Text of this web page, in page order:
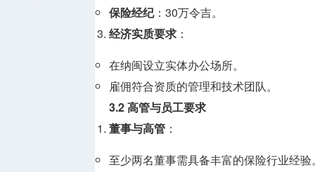
保险经纪：30万令吉。
经济实质要求 ：
在纳闽设立实体办公场所。
雇佣符合资质的管理和技术团队。
3.2 高管与员工要求
董事与高管 ：
至少两名董事需具备丰富的保险行业经验